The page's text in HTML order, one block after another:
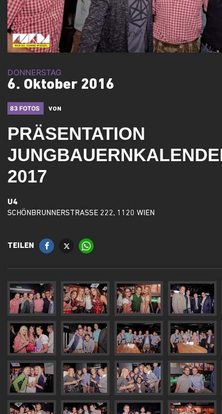
DONNERSTAG
6. Oktober 2016
83 FOTOS VON
PRÄSENTATION
2017
U4
SCHÖNBRUNNERSTRASSE 222, 1120 WIEN
TEILEN